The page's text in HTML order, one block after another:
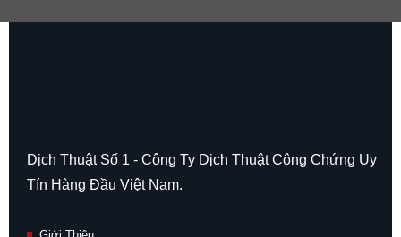
Dịch Thuật Số 1 - Công Ty Dịch Thuật Công Chứng Uy
Tín Hàng Đầu Việt Nam.
Giới Thiệu